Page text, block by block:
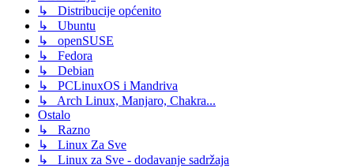
↳ Distribucije općenito
↳ Ubuntu
↳ openSUSE
↳ Fedora
↳ Debian
↳ PCLinuxOS i Mandriva
↳ Arch Linux, Manjaro, Chakra...
Ostalo
↳ Razno
↳ Linux Za Sve
↳ Linux za Sve - dodavanje sadržaja